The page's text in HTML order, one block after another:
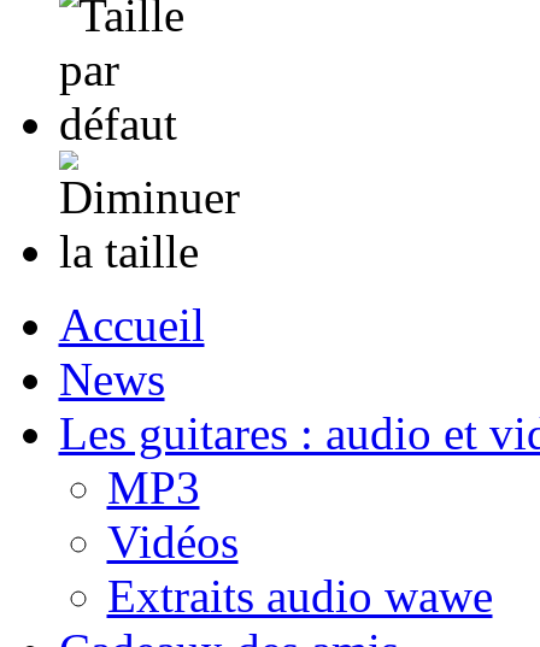
Accueil
News
Les guitares : audio et
MP3
Vidéos
Extraits audio wawe